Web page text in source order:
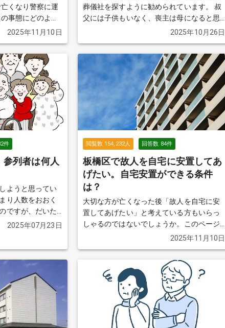
くなり警察に運
らないという方
介します。続き
2025年11月10日
葬儀社を探すように勧められています。 叔
父には子供もいなく、喪主は母になると思
うのですが、あまり調べるのが得意ではな
てあげたいというのが、母の要望です。 た
だ、費用的には精神的には2日間葬儀をする
のはちょっと...という感じなので、一日葬
（通夜なしの葬儀）を考えています。 親戚
や本当に親しい人も合わせて20名はいかな
いと思うのですが、通夜をしないと失礼に
なっていまうのでしょうか？続きを見る
2025年10月26日
件
列者は何人
ようと思ってい
り人数をおおく
ですが、だいた
でしょうか？ も
2025年07月23日
閲覧数 154,232人 回答数 84件
板橋区で故人を自宅に安置してあ
げたい。自宅安置ができる条件
は？
大切な方が亡くなった後「故人を自宅に安
置してあげたい」と考えている方もいらっ
しゃるのではないでしょうか。このページ
では、近所で自宅安置ができるかどうかの
2025年11月10日